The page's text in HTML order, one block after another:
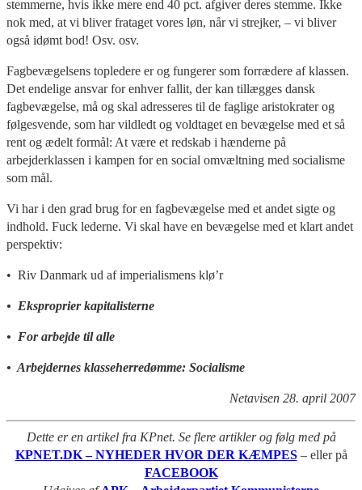
stemmerne, hvis ikke mere end 40 pct. afgiver deres stemme. Ikke
nok med, at vi bliver frataget vores løn, når vi strejker, – vi bliver
også idømt bod! Osv. osv.
Fagbevægelsens topledere er og fungerer som forrædere af klassen.
Det endelige ansvar for enhver fallit, der kan tillægges dansk
fagbevægelse, må og skal adresseres til de faglige aristokrater og
følgesvende, som har vildledt og voldtaget en bevægelse med et så
rent og ædelt formål: At være et redskab i hænderne på
arbejderklassen i kampen for en social omvæltning med socialisme
som mål.
Vi har i den grad brug for en fagbevægelse med et andet sigte og
indhold. Fuck lederne. Vi skal have en bevægelse med et klart andet
perspektiv:
• Riv Danmark ud af imperialismens klø’r
• Eksproprier kapitalisterne
• For arbejde til alle
• Arbejdernes klasseherredømme: Socialisme
Netavisen 28. april 2007
Dette er en artikel fra KPnet. Se flere artikler og følg med på
KPNET.DK – NYHEDER HVOR DER KÆMPES – eller på
FACEBOOK